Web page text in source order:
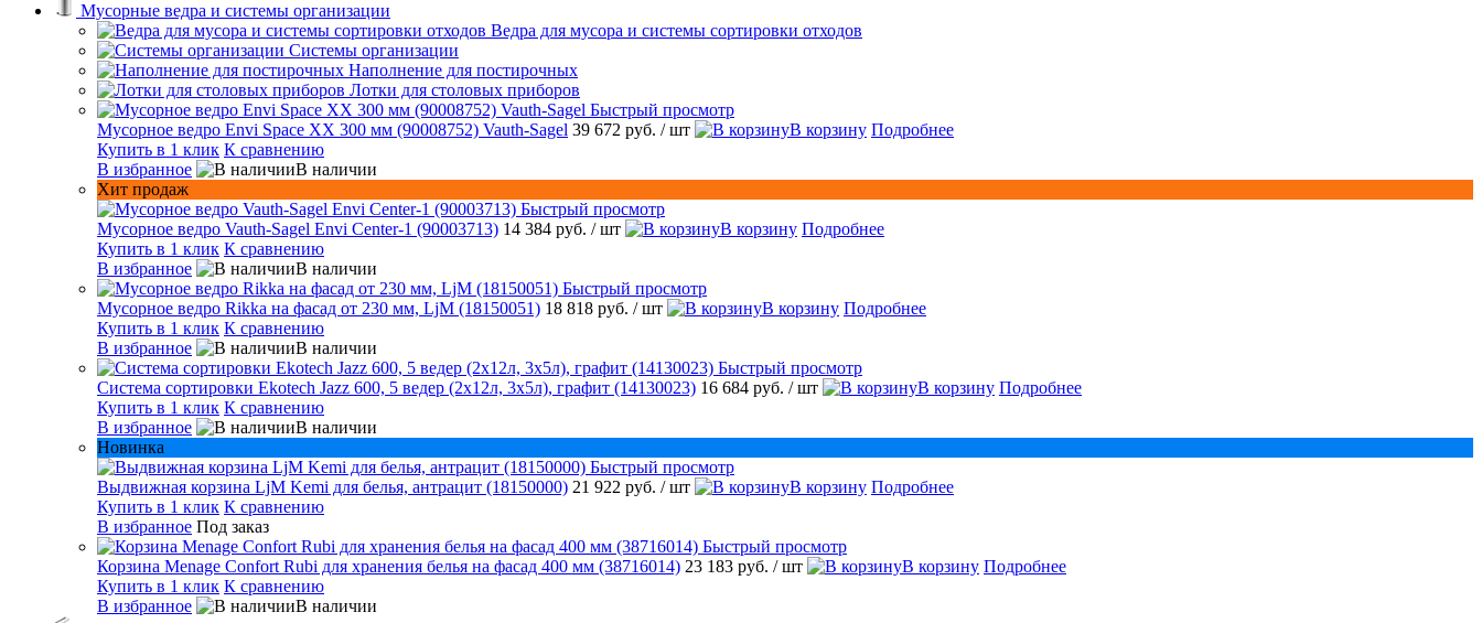
Мусорные ведра и системы организации
Ведра для мусора и системы сортировки отходов
Системы организации
Наполнение для постирочных
Лотки для столовых приборов
Быстрый просмотр
Мусорное ведро Envi Space XX 300 мм (90008752) Vauth-Sagel 39 672 руб. / шт В корзину Подробнее
Купить в 1 клик К сравнению
В избранное
В наличии
Хит продаж
Быстрый просмотр
Мусорное ведро Vauth-Sagel Envi Center-1 (90003713) 14 384 руб. / шт В корзину Подробнее
Купить в 1 клик К сравнению
В избранное
В наличии
Быстрый просмотр
Мусорное ведро Rikka на фасад от 230 мм, LjM (18150051) 18 818 руб. / шт В корзину Подробнее
Купить в 1 клик К сравнению
В избранное
В наличии
Быстрый просмотр
Система сортировки Ekotech Jazz 600, 5 ведер (2х12л, 3х5л), графит (14130023) 16 684 руб. / шт В корзину Подробнее
Купить в 1 клик К сравнению
В избранное
В наличии
Новинка
Быстрый просмотр
Выдвижная корзина LjM Kemi для белья, антрацит (18150000) 21 922 руб. / шт В корзину Подробнее
Купить в 1 клик К сравнению
В избранное Под заказ
Быстрый просмотр
Корзина Menage Confort Rubi для хранения белья на фасад 400 мм (38716014) 23 183 руб. / шт В корзину Подробнее
Купить в 1 клик К сравнению
В избранное
В наличии